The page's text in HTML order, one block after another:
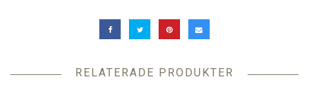
RELATERADE PRODUKTER